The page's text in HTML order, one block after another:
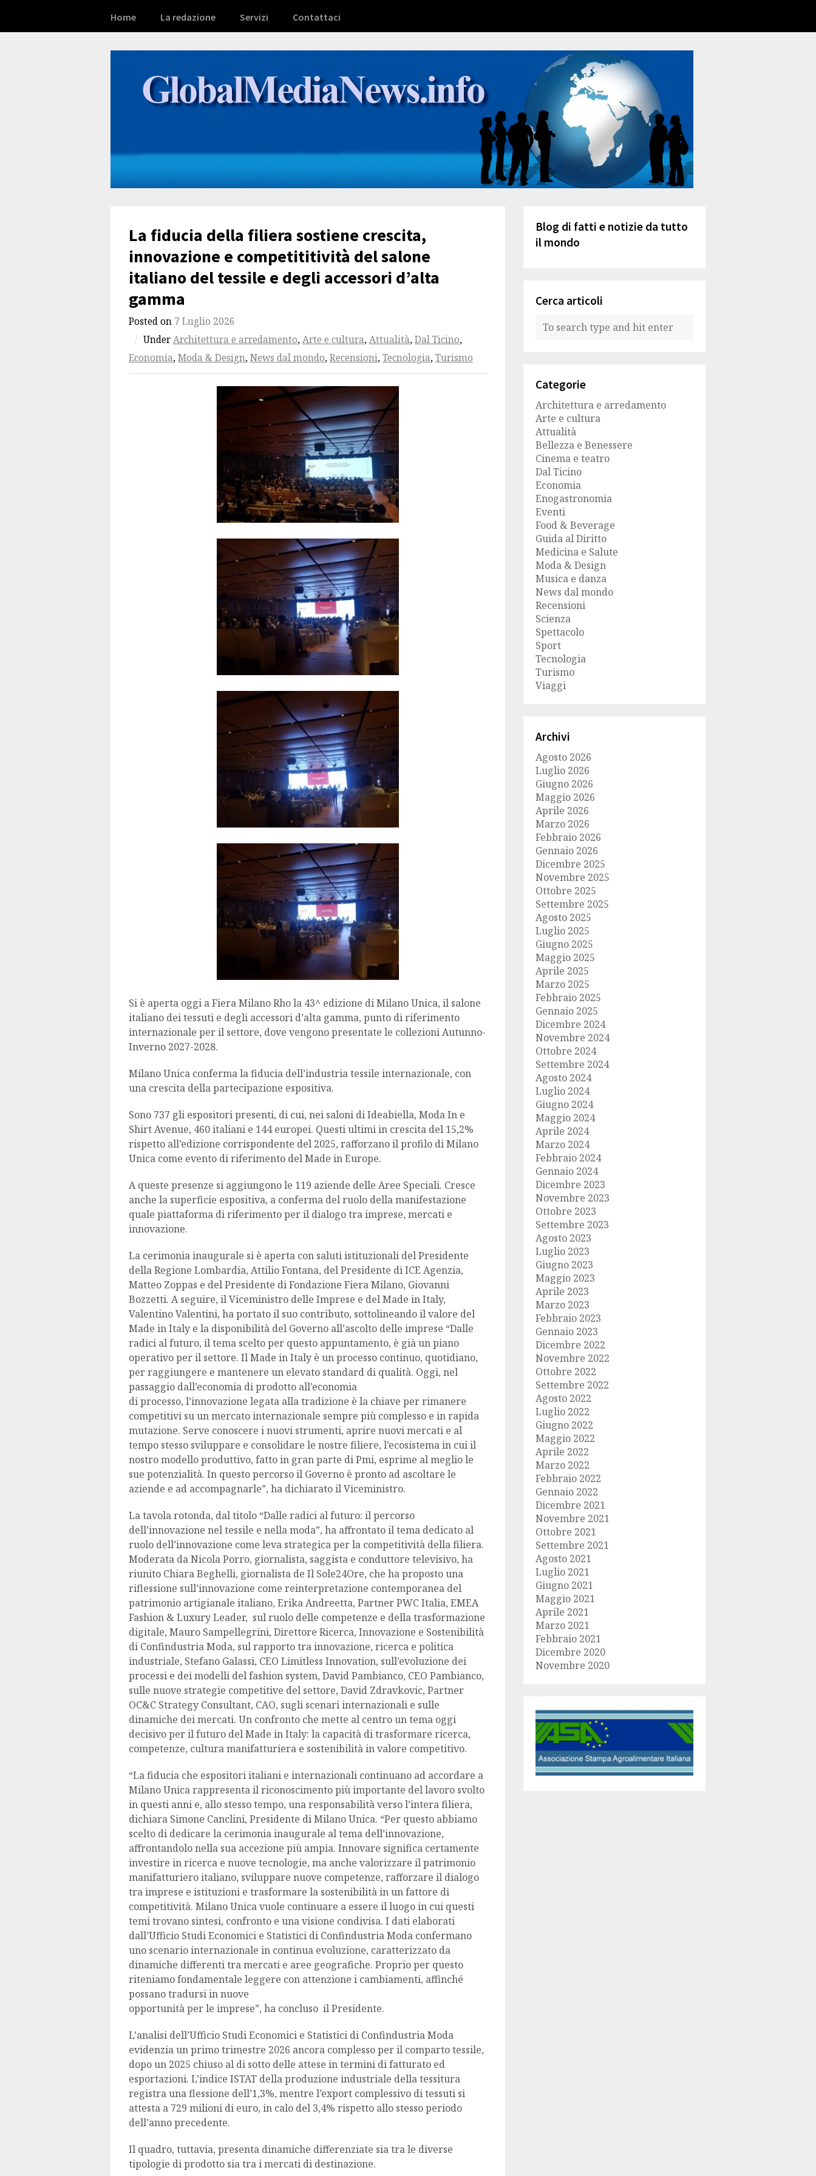
Home La redazione Servizi Contattaci
La fiducia della filiera sostiene crescita,
innovazione e competititività del salone
italiano del tessile e degli accessori d’alta
gamma
Posted on 7 Luglio 2026
/ UnderArchitettura e arredamento,Arte e cultura,Attualità,Dal Ticino,
Economia,Moda & Design,News dal mondo,Recensioni,Tecnologia,Turismo
Si è aperta oggi a Fiera Milano Rho la 43^ edizione di Milano Unica, il salone
italiano dei tessuti e degli accessori d’alta gamma, punto di riferimento
internazionale per il settore, dove vengono presentate le collezioni Autunno-
Inverno 2027-2028.
Milano Unica conferma la fiducia dell’industria tessile internazionale, con
una crescita della partecipazione espositiva.
Sono 737 gli espositori presenti, di cui, nei saloni di Ideabiella, Moda In e
Shirt Avenue, 460 italiani e 144 europei. Questi ultimi in crescita del 15,2%
rispetto all’edizione corrispondente del 2025, rafforzano il profilo di Milano
Unica come evento di riferimento del Made in Europe.
A queste presenze si aggiungono le 119 aziende delle Aree Speciali. Cresce
anche la superficie espositiva, a conferma del ruolo della manifestazione
quale piattaforma di riferimento per il dialogo tra imprese, mercati e
innovazione.
La cerimonia inaugurale si è aperta con saluti istituzionali del Presidente
della Regione Lombardia, Attilio Fontana, del Presidente di ICE Agenzia,
Matteo Zoppas e del Presidente di Fondazione Fiera Milano, Giovanni
Bozzetti. A seguire, il Viceministro delle Imprese e del Made in Italy,
Valentino Valentini, ha portato il suo contributo, sottolineando il valore del
Made in Italy e la disponibilità del Governo all’ascolto delle imprese “Dalle
radici al futuro, il tema scelto per questo appuntamento, è già un piano
operativo per il settore. Il Made in Italy è un processo continuo, quotidiano,
per raggiungere e mantenere un elevato standard di qualità. Oggi, nel
passaggio dall’economia di prodotto all’economia
di processo, l’innovazione legata alla tradizione è la chiave per rimanere
competitivi su un mercato internazionale sempre più complesso e in rapida
mutazione. Serve conoscere i nuovi strumenti, aprire nuovi mercati e al
tempo stesso sviluppare e consolidare le nostre filiere, l’ecosistema in cui il
nostro modello produttivo, fatto in gran parte di Pmi, esprime al meglio le
sue potenzialità. In questo percorso il Governo è pronto ad ascoltare le
aziende e ad accompagnarle”, ha dichiarato il Viceministro.
La tavola rotonda, dal titolo “Dalle radici al futuro: il percorso
dell’innovazione nel tessile e nella moda”, ha affrontato il tema dedicato al
ruolo dell’innovazione come leva strategica per la competitività della filiera.
Moderata da Nicola Porro, giornalista, saggista e conduttore televisivo, ha
riunito Chiara Beghelli, giornalista de Il Sole24Ore, che ha proposto una
riflessione sull’innovazione come reinterpretazione contemporanea del
patrimonio artigianale italiano, Erika Andreetta, Partner PWC Italia, EMEA
Fashion & Luxury Leader, sul ruolo delle competenze e della trasformazione
digitale, Mauro Sampellegrini, Direttore Ricerca, Innovazione e Sostenibilità
di Confindustria Moda, sul rapporto tra innovazione, ricerca e politica
industriale, Stefano Galassi, CEO Limitless Innovation, sull’evoluzione dei
processi e dei modelli del fashion system, David Pambianco, CEO Pambianco,
sulle nuove strategie competitive del settore, David Zdravkovic, Partner
OC&C Strategy Consultant, CAO, sugli scenari internazionali e sulle
dinamiche dei mercati. Un confronto che mette al centro un tema oggi
decisivo per il futuro del Made in Italy: la capacità di trasformare ricerca,
competenze, cultura manifatturiera e sostenibilità in valore competitivo.
“La fiducia che espositori italiani e internazionali continuano ad accordare a
Milano Unica rappresenta il riconoscimento più importante del lavoro svolto
in questi anni e, allo stesso tempo, una responsabilità verso l’intera filiera,
dichiara Simone Canclini, Presidente di Milano Unica. “Per questo abbiamo
scelto di dedicare la cerimonia inaugurale al tema dell’innovazione,
affrontandolo nella sua accezione più ampia. Innovare significa certamente
investire in ricerca e nuove tecnologie, ma anche valorizzare il patrimonio
manifatturiero italiano, sviluppare nuove competenze, rafforzare il dialogo
tra imprese e istituzioni e trasformare la sostenibilità in un fattore di
competitività. Milano Unica vuole continuare a essere il luogo in cui questi
temi trovano sintesi, confronto e una visione condivisa. I dati elaborati
dall’Ufficio Studi Economici e Statistici di Confindustria Moda confermano
uno scenario internazionale in continua evoluzione, caratterizzato da
dinamiche differenti tra mercati e aree geografiche. Proprio per questo
riteniamo fondamentale leggere con attenzione i cambiamenti, affinché
possano tradursi in nuove
opportunità per le imprese”, ha concluso il Presidente.
L’analisi dell’Ufficio Studi Economici e Statistici di Confindustria Moda
evidenzia un primo trimestre 2026 ancora complesso per il comparto tessile,
dopo un 2025 chiuso al di sotto delle attese in termini di fatturato ed
esportazioni. L’indice ISTAT della produzione industriale della tessitura
registra una flessione dell’1,3%, mentre l’export complessivo di tessuti si
attesta a 729 milioni di euro, in calo del 3,4% rispetto allo stesso periodo
dell’anno precedente.
Il quadro, tuttavia, presenta dinamiche differenziate sia tra le diverse
tipologie di prodotto sia tra i mercati di destinazione.
Blog di fatti e notizie da tutto
il mondo
Cerca articoli
Categorie
Architettura e arredamento
Arte e cultura
Attualità
Bellezza e Benessere
Cinema e teatro
Dal Ticino
Economia
Enogastronomia
Eventi
Food & Beverage
Guida al Diritto
Medicina e Salute
Moda & Design
Musica e danza
News dal mondo
Recensioni
Scienza
Spettacolo
Sport
Tecnologia
Turismo
Viaggi
Archivi
Agosto 2026
Luglio 2026
Giugno 2026
Maggio 2026
Aprile 2026
Marzo 2026
Febbraio 2026
Gennaio 2026
Dicembre 2025
Novembre 2025
Ottobre 2025
Settembre 2025
Agosto 2025
Luglio 2025
Giugno 2025
Maggio 2025
Aprile 2025
Marzo 2025
Febbraio 2025
Gennaio 2025
Dicembre 2024
Novembre 2024
Ottobre 2024
Settembre 2024
Agosto 2024
Luglio 2024
Giugno 2024
Maggio 2024
Aprile 2024
Marzo 2024
Febbraio 2024
Gennaio 2024
Dicembre 2023
Novembre 2023
Ottobre 2023
Settembre 2023
Agosto 2023
Luglio 2023
Giugno 2023
Maggio 2023
Aprile 2023
Marzo 2023
Febbraio 2023
Gennaio 2023
Dicembre 2022
Novembre 2022
Ottobre 2022
Settembre 2022
Agosto 2022
Luglio 2022
Giugno 2022
Maggio 2022
Aprile 2022
Marzo 2022
Febbraio 2022
Gennaio 2022
Dicembre 2021
Novembre 2021
Ottobre 2021
Settembre 2021
Agosto 2021
Luglio 2021
Giugno 2021
Maggio 2021
Aprile 2021
Marzo 2021
Febbraio 2021
Dicembre 2020
Novembre 2020